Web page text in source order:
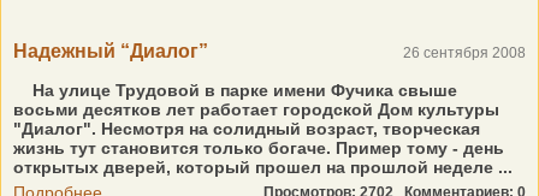
Надежный “Диалог” 26 сентября 2008
На улице Трудовой в парке имени Фучика свыше
восьми десятков лет работает городской Дом культуры
"Диалог". Несмотря на солидный возраст, творческая
жизнь тут становится только богаче. Пример тому - день
открытых дверей, который прошел на прошлой неделе ...
Просмотров: 2702 Комментариев: 0